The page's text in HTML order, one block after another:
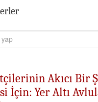
Akıcı Bir
İçin: Yer Altı